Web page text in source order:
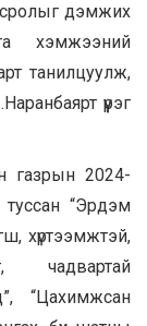
дэмжих
хэмжээний
танилцуулж,
үүрэг
газрын 2024-
“Эрдэм
хүртээмжтэй,
чадвартай
“Цахимжсан